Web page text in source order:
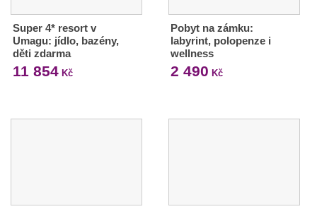
Super 4* resort v
Umagu: jídlo, bazény,
děti zdarma
11 854 Kč
Pobyt na zámku:
labyrint, polopenze i
wellness
2 490 Kč